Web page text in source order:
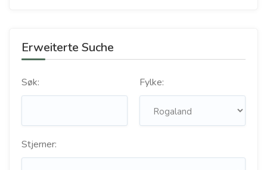
Erweiterte Suche
Søk: Fylke:
Stjerner: